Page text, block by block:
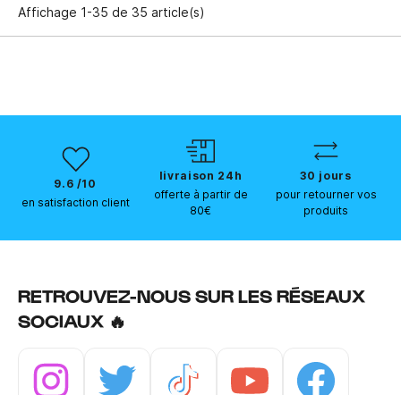
Affichage 1-35 de 35 article(s)
9.6 /10
en satisfaction client
livraison 24h
offerte à partir de
80€
30 jours
pour retourner vos
produits
RETROUVEZ-NOUS SUR LES RÉSEAUX
SOCIAUX 🔥